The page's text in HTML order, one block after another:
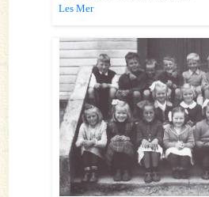
Les Mer